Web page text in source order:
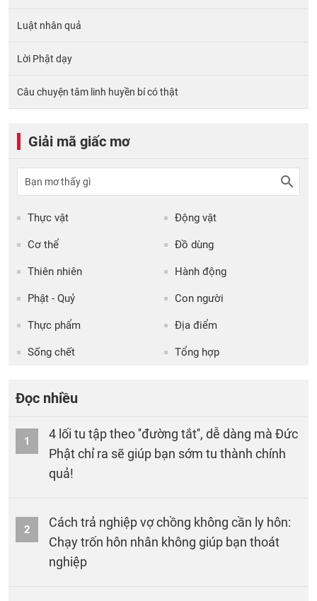
Luật nhân quả
Lời Phật dạy
Câu chuyện tâm linh huyền bí có thật
Giải mã giấc mơ
Thực vật Động vật
Cơ thể Đồ dùng
Thiên nhiên Hành động
Phật - Quỷ Con người
Thực phẩm Địa điểm
Sống chết Tổng hợp
Đọc nhiều
1
4 lối tu tập theo ''đường tắt'', dễ dàng mà Đức
Phật chỉ ra sẽ giúp bạn sớm tu thành chính
quả!
2
Cách trả nghiệp vợ chồng không cần ly hôn:
Chạy trốn hôn nhân không giúp bạn thoát
nghiệp